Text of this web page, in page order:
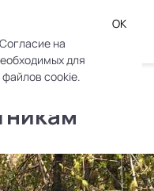
ОК
Согласие на
для
файлов cookie.